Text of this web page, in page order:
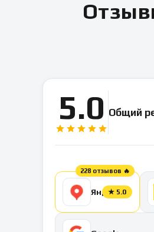
5.0 Общий
228 отзывов 🔥
Яндекс
★ 5.0